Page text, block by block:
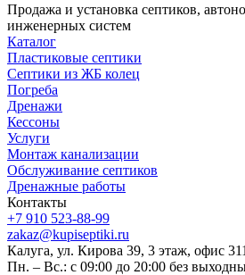
Продажа и установка септиков,
инженерных систем
Каталог
Пластиковые септики
Септики из ЖБ колец
Погреба
Дренажи
Кессоны
Услуги
Монтаж канализации
Обслуживание септиков
Дренажные работы
Контакты
+7 910 523-88-99
zakaz@kupiseptiki.ru
Калуга, ул. Кирова 39, 3 этаж, офис 311
Пн. – Вс.: с 09:00 до 20:00 без